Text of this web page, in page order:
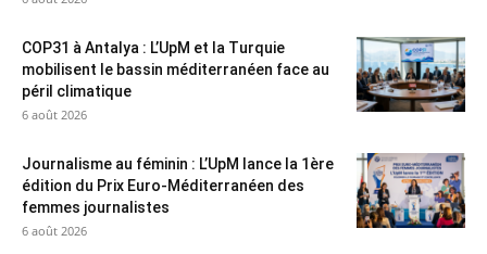
COP31 à Antalya : L’UpM et la Turquie
mobilisent le bassin méditerranéen face au
péril climatique
6 août 2026
Journalisme au féminin : L’UpM lance la 1ère
édition du Prix Euro-Méditerranéen des
femmes journalistes
6 août 2026